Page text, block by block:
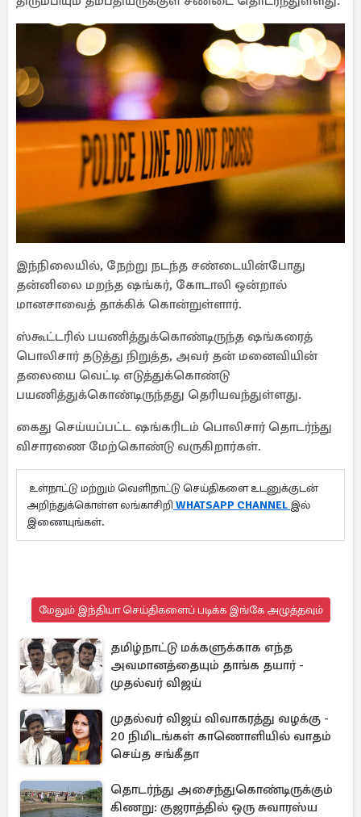
இந்நிலையில், நேற்று நடந்த சண்டையின்போது
தன்னிலை மறந்த ஷங்கர், கோடாலி ஒன்றால்
மானசாவைத் தாக்கிக் கொன்றுள்ளார்.
ஸ்கூட்டரில் பயணித்துக்கொண்டிருந்த ஷங்கரைத்
பொலிசார் தடுத்து நிறுத்த, அவர் தன் மனைவியின்
தலையை வெட்டி எடுத்துக்கொண்டு
பயணித்துக்கொண்டிருந்தது தெரியவந்துள்ளது.
கைது செய்யப்பட்ட ஷங்கரிடம் பொலிசார் தொடர்ந்து
விசாரணை மேற்கொண்டு வருகிறார்கள்.
உள்நாட்டு மற்றும் வெளிநாட்டு செய்திகளை உடனுக்குடன்
அறிந்துக்கொள்ள லங்காசிறி WHATSAPP CHANNEL இல்
இணையுங்கள்.
மேலும் இந்தியா செய்திகளைப் படிக்க இங்கே அழுத்தவும்
தமிழ்நாட்டு மக்களுக்காக எந்த
அவமானத்தையும் தாங்க தயார் -
முதல்வர் விஜய்
முதல்வர் விஜய் விவாகரத்து வழக்கு -
20 நிமிடங்கள் காணொளியில் வாதம்
செய்த சங்கீதா
தொடர்ந்து அசைந்துகொண்டிருக்கும்
கிணறு: குஜராத்தில் ஒரு சுவாரஸ்ய